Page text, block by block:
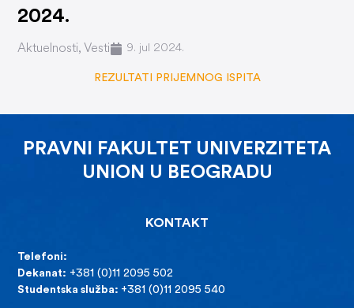
2024.
Aktuelnosti, Vesti 9. jul 2024.
REZULTATI PRIJEMNOG ISPITA
PRAVNI FAKULTET UNIVERZITETA
UNION U BEOGRADU
KONTAKT
Telefoni:
Dekanat: +381 (0)11 2095 502
Studentska služba: +381 (0)11 2095 540